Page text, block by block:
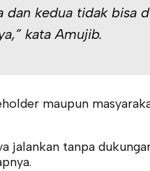
dan kedua tidak bisa
kata Amujib.
maupun
jalankan tanpa